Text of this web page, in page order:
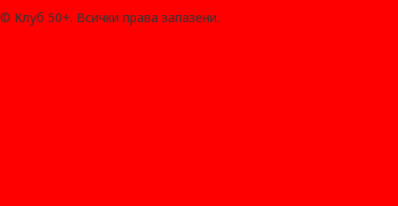
© Клуб 50+. Всички права запазени.